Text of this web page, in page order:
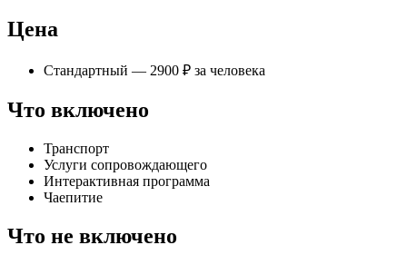
Цена
Стандартный — 2900 ₽ за человека
Что включено
Транспорт
Услуги сопровождающего
Интерактивная программа
Чаепитие
Что не включено